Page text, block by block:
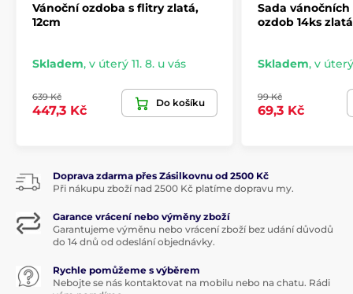
Vánoční ozdoba s flitry zlatá,
12cm
Skladem, v úterý 11. 8. u vás
639 Kč
447,3 Kč
Do košíku
Sada
ozdob 14ks
Skladem, v úterý
99 Kč
69,3 Kč
Doprava zdarma přes Zásilkovnu od 2500 Kč
Při nákupu zboží nad 2500 Kč platíme dopravu my.
Garance vrácení nebo výměny zboží
Garantujeme výměnu nebo vrácení zboží bez udání důvodů
do 14 dnů od odeslání objednávky.
Rychle pomůžeme s výběrem
Nebojte se nás kontaktovat na mobilu nebo na chatu. Rádi